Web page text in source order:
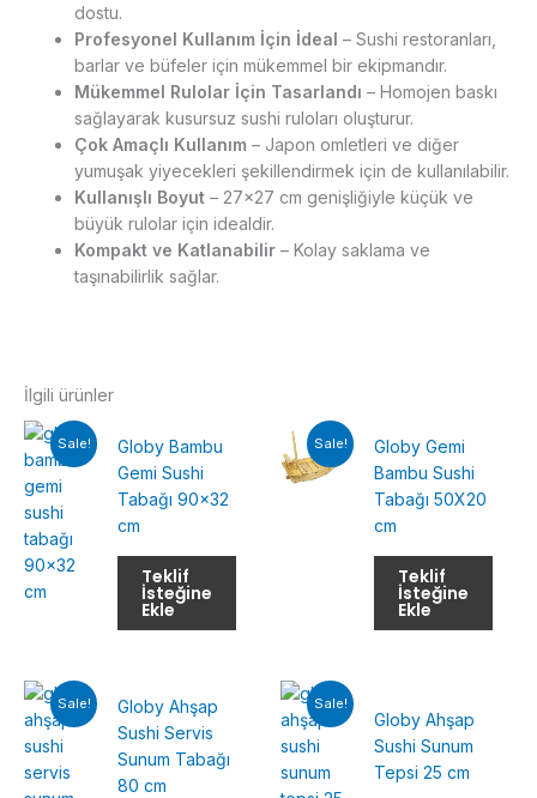
dostu.
Profesyonel Kullanım İçin İdeal – Sushi restoranları,
barlar ve büfeler için mükemmel bir ekipmandır.
Mükemmel Rulolar İçin Tasarlandı – Homojen baskı
sağlayarak kusursuz sushi ruloları oluşturur.
Çok Amaçlı Kullanım – Japon omletleri ve diğer
yumuşak yiyecekleri şekillendirmek için de kullanılabilir.
Kullanışlı Boyut – 27×27 cm genişliğiyle küçük ve
büyük rulolar için idealdir.
Kompakt ve Katlanabilir – Kolay saklama ve
taşınabilirlik sağlar.
İlgili ürünler
Sale!
Globy Bambu
Gemi Sushi
Tabağı 90×32
cm
Teklif
İsteğine
Ekle
Sale!
Globy Gemi
Bambu Sushi
Tabağı 50X20
cm
Teklif
İsteğine
Ekle
Sale!
Globy Ahşap
Sushi Servis
Sunum Tabağı
80 cm
Sale!
Globy Ahşap
Sushi Sunum
Tepsi 25 cm